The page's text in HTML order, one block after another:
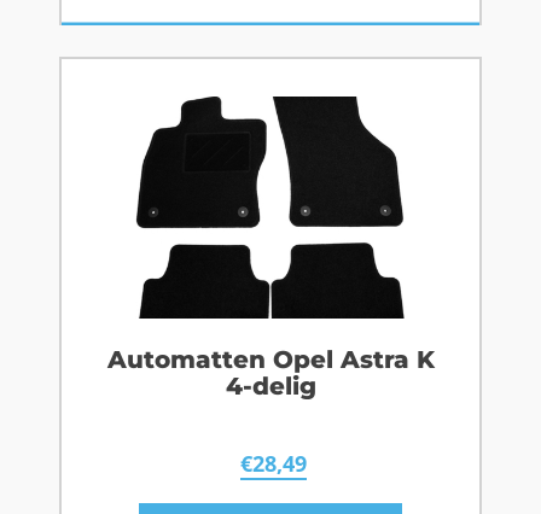
Automatten Opel Astra K
4-delig
€28,49